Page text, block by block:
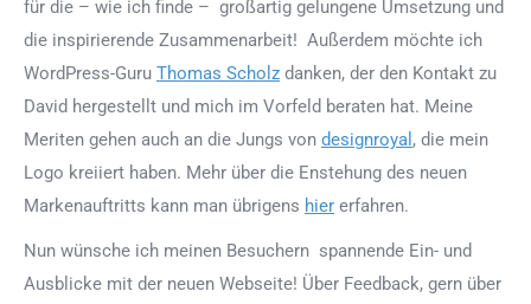
für die – wie ich finde – großartig gelungene Umsetzung und
die inspirierende Zusammenarbeit! Außerdem möchte ich
WordPress-Guru Thomas Scholz danken, der den Kontakt zu
David hergestellt und mich im Vorfeld beraten hat. Meine
Meriten gehen auch an die Jungs von designroyal , die mein
Logo kreiiert haben. Mehr über die Enstehung des neuen
Markenauftritts kann man übrigens hier erfahren.
Nun wünsche ich meinen Besuchern spannende Ein- und
Ausblicke mit der neuen Webseite! Über Feedback, gern über